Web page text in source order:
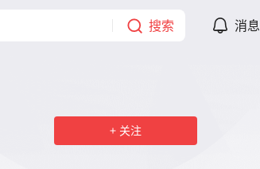
搜索 消息
关注